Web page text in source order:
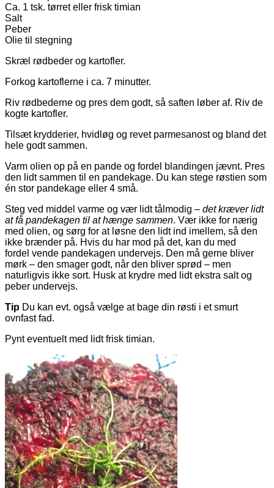
Ca. 1 tsk. tørret eller frisk timian
Salt
Peber
Olie til stegning
Skræl rødbeder og kartofler.
Forkog kartoflerne i ca. 7 minutter.
Riv rødbederne og pres dem godt, så saften løber af. Riv de
kogte kartofler.
Tilsæt krydderier, hvidløg og revet parmesanost og bland det
hele godt sammen.
Varm olien op på en pande og fordel blandingen jævnt. Pres
den lidt sammen til en pandekage. Du kan stege røstien som
én stor pandekage eller 4 små.
Steg ved middel varme og vær lidt tålmodig – det kræver lidt
at få pandekagen til at hænge sammen. Vær ikke for nærig
med olien, og sørg for at løsne den lidt ind imellem, så den
ikke brænder på. Hvis du har mod på det, kan du med
fordel vende pandekagen undervejs. Den må gerne bliver
mørk – den smager godt, når den bliver sprød – men
naturligvis ikke sort. Husk at krydre med lidt ekstra salt og
peber undervejs.
Tip Du kan evt. også vælge at bage din røsti i et smurt
ovnfast fad.
Pynt eventuelt med lidt frisk timian.